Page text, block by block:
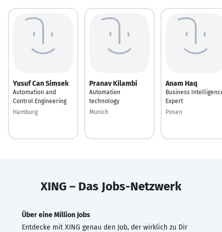
Yusuf Can Simsek
Automation and
Control Engineering
Hamburg
Pranav Kilambi
Automation
technology
Munich
Anam Haq
Business
Expert
Posen
XING – Das Jobs-Netzwerk
Über eine Million Jobs
Entdecke mit XING genau den Job, der wirklich zu Dir